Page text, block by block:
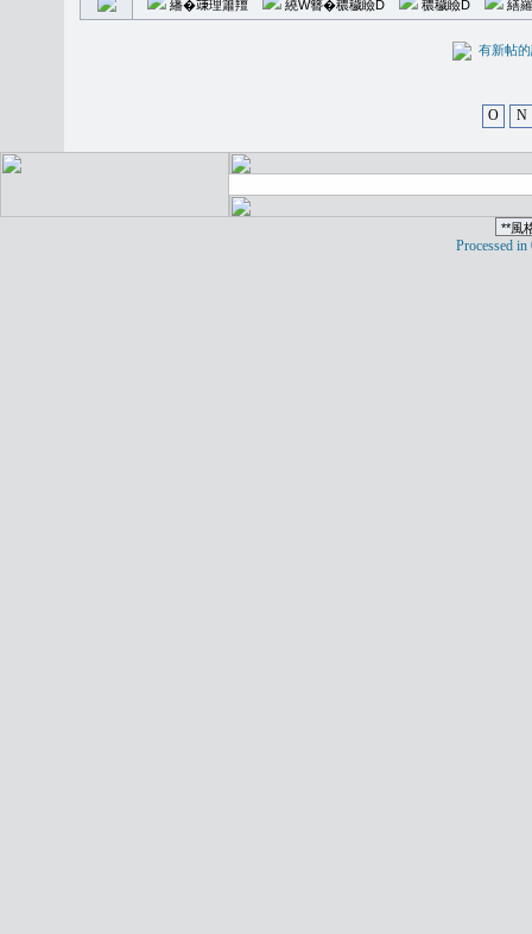
繙�𥪕理簫羶 繞W簪�穠穢瞼D 穠穢瞼D 繕
有新
O N
Processed